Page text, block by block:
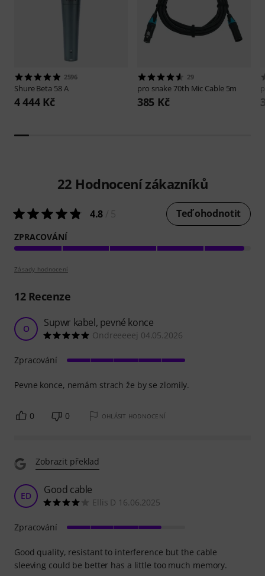
2596
ShureBeta 58 A
4 444 Kč
29
pro snake70th Mic Cable 5m
385 Kč
22 Hodnocení zákazníků
4.8 Teď ohodnotit
ZPRACOVÁNÍ
Zásady hodnocení
12Recenze
O Supwr kabel, pevné konce
Ondreeeeej 04.05.2026
Pevne konce, nemám strach že by se zlomily.
Zpracování
0 0 OHLÁSIT HODNOCENÍ
Zobrazit překlad
ED Good cable
Ellis D 16.06.2025
Good quality, resistant to interference but the cable
sleeving could be better has a little too much memory.
Zpracování